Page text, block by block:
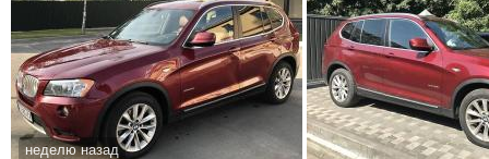
неделю назад